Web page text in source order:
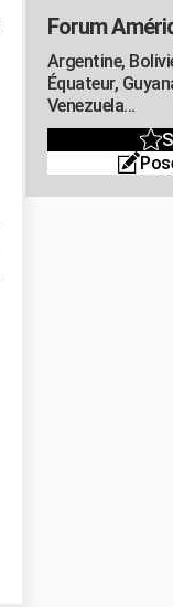
Forum
Argentine,
Équateur,
Venezuela...